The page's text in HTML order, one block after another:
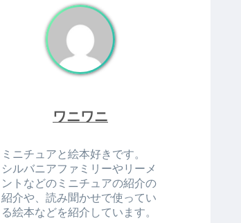
ワニワニ
ミニチュアと絵本好きです。
シルバニアファミリーやリーメ
ントなどのミニチュアの紹介の
紹介や、読み聞かせで使ってい
る絵本などを紹介しています。